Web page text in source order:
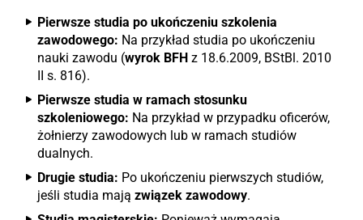
Pierwsze studia po ukończeniu szkolenia
zawodowego: Na przykład studia po ukończeniu
nauki zawodu (wyrok BFH z 18.6.2009, BStBl. 2010
II s. 816).
Pierwsze studia w ramach stosunku
szkoleniowego: Na przykład w przypadku oficerów,
żołnierzy zawodowych lub w ramach studiów
dualnych.
Drugie studia: Po ukończeniu pierwszych studiów,
jeśli studia mają związek zawodowy.